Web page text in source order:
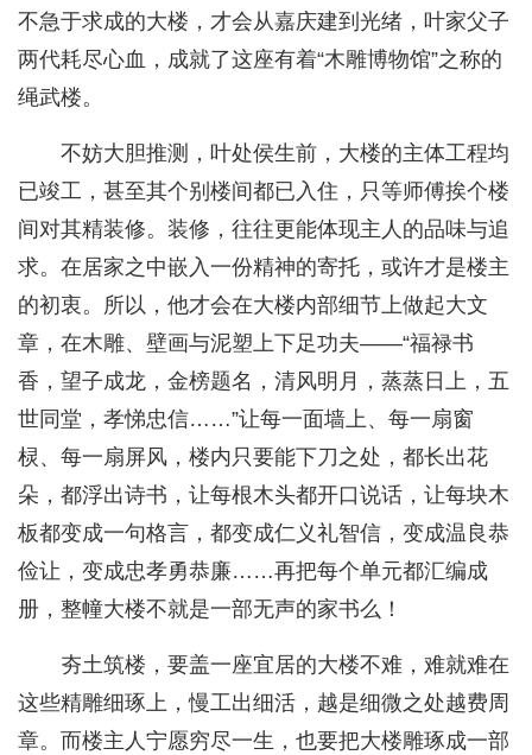
不急于求成的大楼，才会从嘉庆建到光绪，叶家父子
两代耗尽心血，成就了这座有着“木雕博物馆”之称的
绳武楼。
不妨大胆推测，叶处侯生前，大楼的主体工程均
已竣工，甚至其个别楼间都已入住，只等师傅挨个楼
间对其精装修。装修，往往更能体现主人的品味与追
求。在居家之中嵌入一份精神的寄托，或许才是楼主
的初衷。所以，他才会在大楼内部细节上做起大文
章，在木雕、壁画与泥塑上下足功夫——“福禄书
香，望子成龙，金榜题名，清风明月，蒸蒸日上，五
世同堂，孝悌忠信……”让每一面墙上、每一扇窗
棂、每一扇屏风，楼内只要能下刀之处，都长出花
朵，都浮出诗书，让每根木头都开口说话，让每块木
板都变成一句格言，都变成仁义礼智信，变成温良恭
俭让，变成忠孝勇恭廉……再把每个单元都汇编成
册，整幢大楼不就是一部无声的家书么！
夯土筑楼，要盖一座宜居的大楼不难，难就难在
这些精雕细琢上，慢工出细活，越是细微之处越费周
章。而楼主人宁愿穷尽一生，也要把大楼雕琢成一部